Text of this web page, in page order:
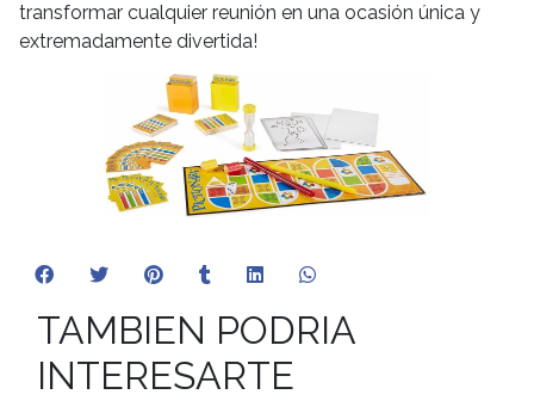
transformar cualquier reunión en una ocasión única y
extremadamente divertida!
TAMBIEN PODRIA
INTERESARTE